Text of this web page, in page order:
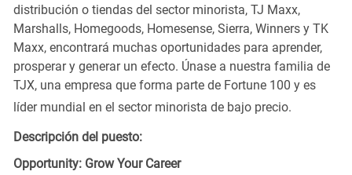
distribución o tiendas del sector minorista, TJ Maxx,
Marshalls, Homegoods, Homesense, Sierra, Winners y TK
Maxx, encontrará muchas oportunidades para aprender,
prosperar y generar un efecto. Únase a nuestra familia de
TJX, una empresa que forma parte de Fortune 100 y es
líder mundial en el sector minorista de bajo precio.
Descripción del puesto:
Opportunity: Grow Your Career